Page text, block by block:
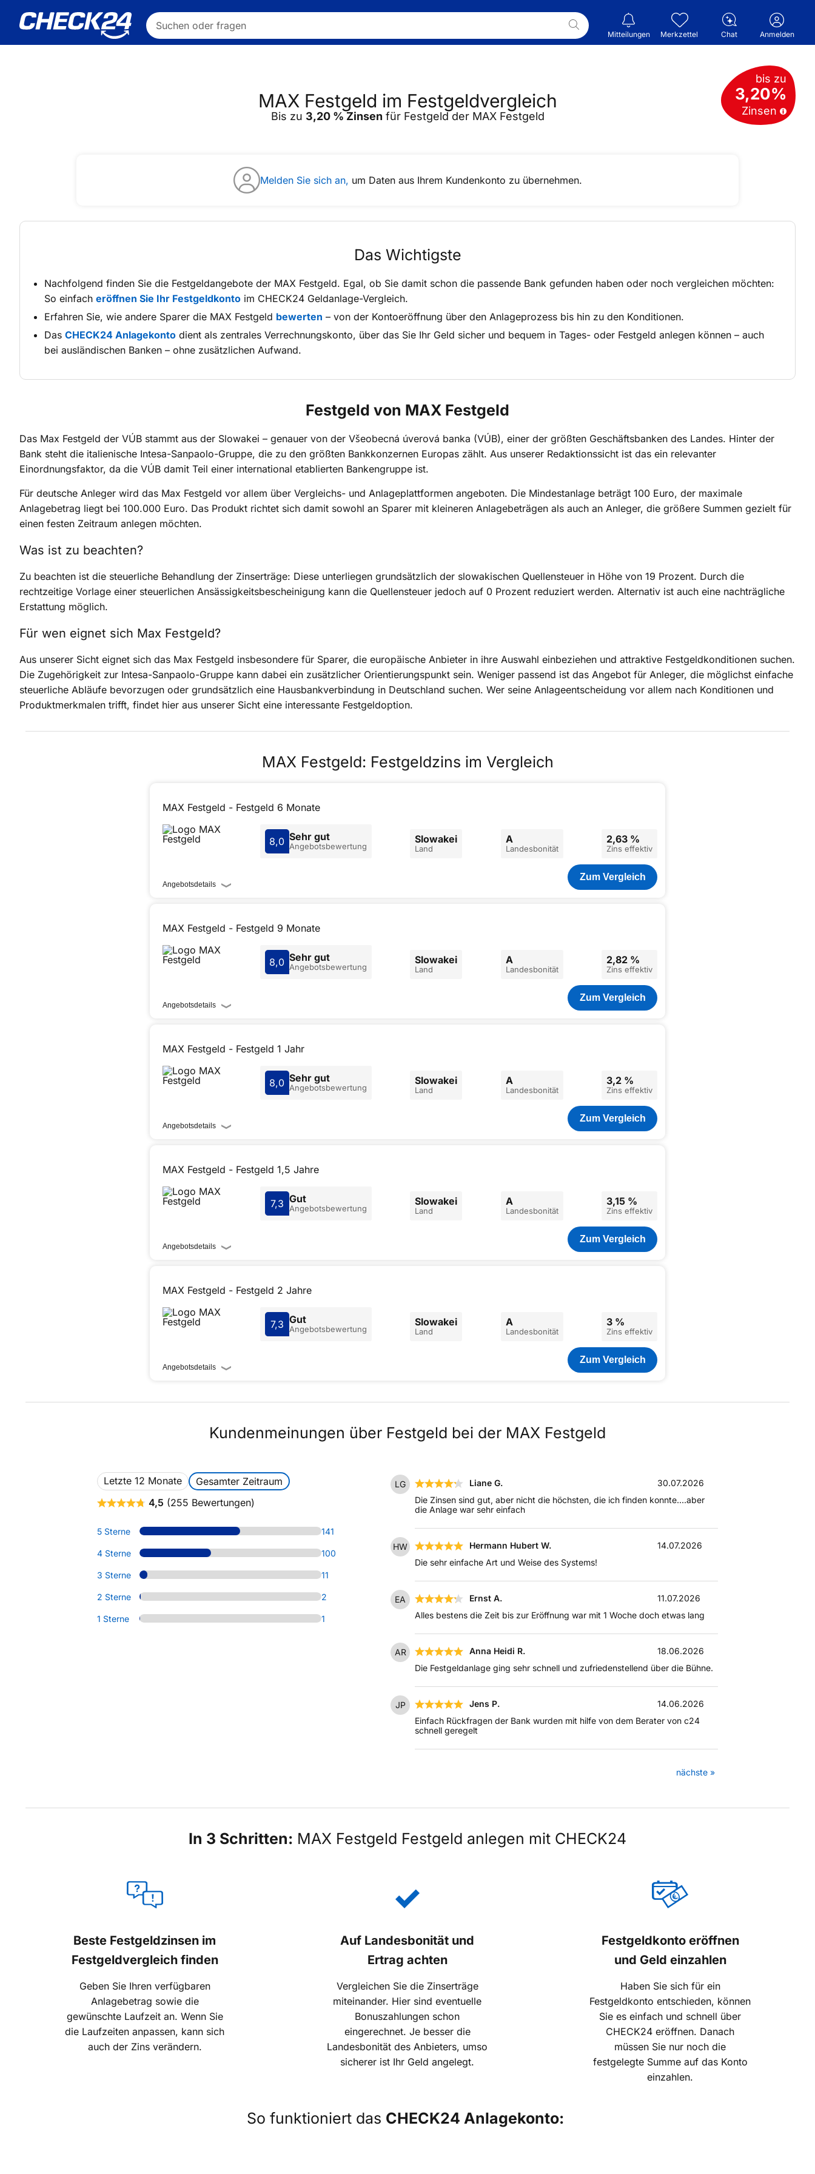
Suchen oder fragen
Mitteilungen Merkzettel Chat Anmelden
MAX Festgeld im Festgeldvergleich
Bis zu 3,20 % Zinsen für Festgeld der MAX Festgeld
bis zu
3,20%
Zinsen
Melden Sie sich an, um Daten aus Ihrem Kundenkonto zu übernehmen.
Das Wichtigste
Nachfolgend finden Sie die Festgeldangebote der MAX Festgeld. Egal, ob Sie damit schon die passende Bank gefunden haben oder noch vergleichen möchten:
So einfach eröffnen Sie Ihr Festgeldkonto im CHECK24 Geldanlage-Vergleich.
Erfahren Sie, wie andere Sparer die MAX Festgeld bewerten – von der Kontoeröffnung über den Anlageprozess bis hin zu den Konditionen.
Das CHECK24 Anlagekonto dient als zentrales Verrechnungskonto, über das Sie Ihr Geld sicher und bequem in Tages- oder Festgeld anlegen können – auch
bei ausländischen Banken – ohne zusätzlichen Aufwand.
Festgeld von MAX Festgeld
Das Max Festgeld der VÚB stammt aus der Slowakei – genauer von der Všeobecná úverová banka (VÚB), einer der größten Geschäftsbanken des Landes. Hinter der
Bank steht die italienische Intesa-Sanpaolo-Gruppe, die zu den größten Bankkonzernen Europas zählt. Aus unserer Redaktionssicht ist das ein relevanter
Einordnungsfaktor, da die VÚB damit Teil einer international etablierten Bankengruppe ist.
Für deutsche Anleger wird das Max Festgeld vor allem über Vergleichs- und Anlageplattformen angeboten. Die Mindestanlage beträgt 100 Euro, der maximale
Anlagebetrag liegt bei 100.000 Euro. Das Produkt richtet sich damit sowohl an Sparer mit kleineren Anlagebeträgen als auch an Anleger, die größere Summen gezielt für
einen festen Zeitraum anlegen möchten.
Was ist zu beachten?
Zu beachten ist die steuerliche Behandlung der Zinserträge: Diese unterliegen grundsätzlich der slowakischen Quellensteuer in Höhe von 19 Prozent. Durch die
rechtzeitige Vorlage einer steuerlichen Ansässigkeitsbescheinigung kann die Quellensteuer jedoch auf 0 Prozent reduziert werden. Alternativ ist auch eine nachträgliche
Erstattung möglich.
Für wen eignet sich Max Festgeld?
Aus unserer Sicht eignet sich das Max Festgeld insbesondere für Sparer, die europäische Anbieter in ihre Auswahl einbeziehen und attraktive Festgeldkonditionen suchen.
Die Zugehörigkeit zur Intesa-Sanpaolo-Gruppe kann dabei ein zusätzlicher Orientierungspunkt sein. Weniger passend ist das Angebot für Anleger, die möglichst einfache
steuerliche Abläufe bevorzugen oder grundsätzlich eine Hausbankverbindung in Deutschland suchen. Wer seine Anlageentscheidung vor allem nach Konditionen und
Produktmerkmalen trifft, findet hier aus unserer Sicht eine interessante Festgeldoption.
MAX Festgeld: Festgeldzins im Vergleich
MAX Festgeld - Festgeld 6 Monate
8,0 Sehr gut
Angebotsbewertung
Slowakei
Land
A
Landesbonität
2,63 %
Zins effektiv
Angebotsdetails
Zum Vergleich
MAX Festgeld - Festgeld 9 Monate
8,0 Sehr gut
Angebotsbewertung
Slowakei
Land
A
Landesbonität
2,82 %
Zins effektiv
Angebotsdetails
Zum Vergleich
MAX Festgeld - Festgeld 1 Jahr
8,0 Sehr gut
Angebotsbewertung
Slowakei
Land
A
Landesbonität
3,2 %
Zins effektiv
Angebotsdetails
Zum Vergleich
MAX Festgeld - Festgeld 1,5 Jahre
7,3 Gut
Angebotsbewertung
Slowakei
Land
A
Landesbonität
3,15 %
Zins effektiv
Angebotsdetails
Zum Vergleich
MAX Festgeld - Festgeld 2 Jahre
7,3 Gut
Angebotsbewertung
Slowakei
Land
A
Landesbonität
3 %
Zins effektiv
Angebotsdetails
Zum Vergleich
Kundenmeinungen über Festgeld bei der MAX Festgeld
Letzte 12 Monate
Gesamter Zeitraum
4,5 (255 Bewertungen)
5 Sterne 141
4 Sterne 100
3 Sterne 11
2 Sterne 2
1 Sterne 1
LG Liane G.
30.07.2026
Die Zinsen sind gut, aber nicht die höchsten, die ich finden konnte....aber
die Anlage war sehr einfach
HW Hermann Hubert W.
14.07.2026
Die sehr einfache Art und Weise des Systems!
EA Ernst A.
11.07.2026
Alles bestens die Zeit bis zur Eröffnung war mit 1 Woche doch etwas lang
AR Anna Heidi R.
18.06.2026
Die Festgeldanlage ging sehr schnell und zufriedenstellend über die Bühne.
JP Jens P.
14.06.2026
Einfach Rückfragen der Bank wurden mit hilfe von dem Berater von c24
schnell geregelt
nächste »
In 3 Schritten: MAX Festgeld Festgeld anlegen mit CHECK24
Beste Festgeldzinsen im
Festgeldvergleich finden
Geben Sie Ihren verfügbaren
Anlagebetrag sowie die
gewünschte Laufzeit an. Wenn Sie
die Laufzeiten anpassen, kann sich
auch der Zins verändern.
Auf Landesbonität und
Ertrag achten
Vergleichen Sie die Zinserträge
miteinander. Hier sind eventuelle
Bonuszahlungen schon
eingerechnet. Je besser die
Landesbonität des Anbieters, umso
sicherer ist Ihr Geld angelegt.
Festgeldkonto eröffnen
und Geld einzahlen
Haben Sie sich für ein
Festgeldkonto entschieden, können
Sie es einfach und schnell über
CHECK24 eröffnen. Danach
müssen Sie nur noch die
festgelegte Summe auf das Konto
einzahlen.
So funktioniert das CHECK24 Anlagekonto: